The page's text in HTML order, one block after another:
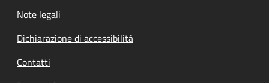
Note legali
Dichiarazione di accessibilità
Contatti